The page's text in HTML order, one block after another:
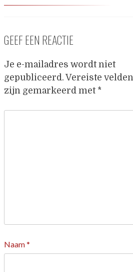
GEEF EEN REACTIE
Je e-mailadres wordt niet
gepubliceerd. Vereiste velden
zijn gemarkeerd met *
Naam*